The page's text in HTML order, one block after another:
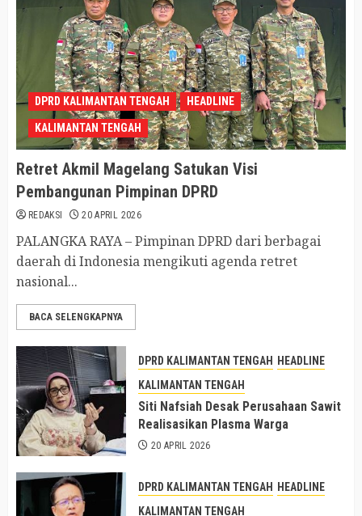
DPRD KALIMANTAN TENGAH HEADLINE
KALIMANTAN TENGAH
Retret Akmil Magelang Satukan Visi
Pembangunan Pimpinan DPRD
REDAKSI 20 APRIL 2026
PALANGKA RAYA – Pimpinan DPRD dari berbagai
daerah di Indonesia mengikuti agenda retret
nasional...
BACA SELENGKAPNYA
DPRD KALIMANTAN TENGAH
HEADLINE
KALIMANTAN TENGAH
Siti Nafsiah Desak Perusahaan Sawit
Realisasikan Plasma Warga
20 APRIL 2026
DPRD KALIMANTAN TENGAH
HEADLINE
KALIMANTAN TENGAH